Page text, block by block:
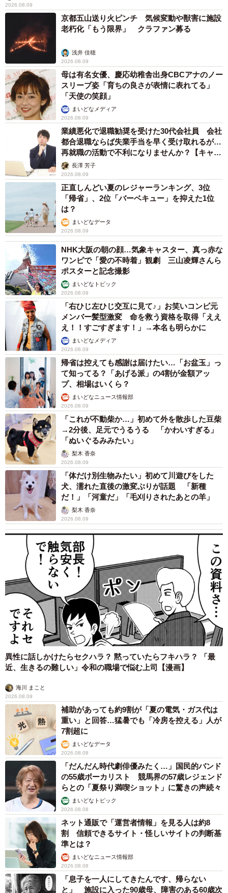
あなたが30代だとしたら、アラフィフ50代男性を恋愛・結婚対象として
考えることできますか？（提供画像）
最後に、「あなたが30代だとしたら、アラフィフ50代男性
を恋愛・結婚対象として考えることできますか」と聞いた
ところ、55.5％の人が「考えることできる」、44.5％の人
が「考えることできない」という結果になりました。な
お、それぞれの理由については以下のようなコメントが寄
せられたそうです。
【恋愛・結婚対象として考えることができる】
▽50代男性でも人によっては素敵な人がたくさんいると思
ったから
▽大人の男性は魅力的だからです
▽年齢が近いからと言って、気が合うわけでもないから
▽年齢差は恋愛や結婚に関係ないと思うから
▽今は20代なので離れすぎていて親と同じ年齢になるので
考えられないですけど、自分が30代後半ならアリかなと思
いました。15歳くらいの歳の差は今で普通な気がするから
です
▽年齢差は関係なく、趣味や生活観が合えばOKだと思いま
す。少し年上の方のほうが社会経験も豊富で包容力があ
り、うまく関係が築けるような気がします
▽30代になると、将来のことや子どもの教育費などお金の
面で心配事が増えそうなので、アラフィフの方だと経済的
にも余裕がありそう
▽生きてる年数が長い人の方が、人生経験も豊富で手助け
してくれそう
【恋愛・結婚対象として考えることはできない】
▽やはり見た目がおじさんの可能性が高くて近くにおじさ
んがいてほしくない
▽お金を持っていても人生を長く一緒に歩めない可能性が
あるからです。残されるのは辛いです
▽20歳以上年上の人を好きになる想像ができない。親の年
齢になってしまうのでないかもしれないです
▽同世代の方が価値観が合いやすい気がするから
▽話題が合わないし、ドキドキすることが出来ないと思う
から
人と恋愛出来る人は変わっていると思うから
▽自分が良くても、親が不安に思いそうだからです
▽結婚、出産、子育てを考えると同年代くらいがいいので
はないかと思う
2026.08.09
京都五山送り火ピンチ 気候変動や獣害に施設
老朽化「もう限界」 クラファン募る
浅井 佳穂
2026.08.09
母は有名女優、慶応幼稚舎出身CBCアナのノー
スリーブ姿「育ちの良さが表情に表れてる」
「天使の笑顔」
まいどなメディア
2026.08.09
業績悪化で退職勧奨を受けた30代会社員 会社
都合退職ならば失業手当を早く受け取れるが…
再就職の活動で不利になりませんか？【キャリ
アカウンセラーが解説】
長澤 芳子
2026.08.09
正直しんどい夏のレジャーランキング、3位
「帰省」、2位「バーベキュー」を抑えた1位
は？
まいどなデータ
2026.08.09
NHK大阪の朝の顔…気象キャスター、真っ赤な
ワンピで「愛の不時着」観劇 三山凌輝さんら
ポスターと記念撮影
まいどなトピック
2026.08.09
「右ひじ左ひじ交互に見て♪」お笑いコンビ元
メンバー髪型激変 命を救う資格を取得「ええ
え！！すごすぎます！」→本名も明らかに
まいどなメディア
2026.08.09
帰省は控えても感謝は届けたい…「お盆玉」っ
て知ってる？「あげる派」の4割が金額アッ
プ、相場はいくら？
まいどなニュース情報部
2026.08.09
「これが不動柴か…」初めて外を散歩した豆柴
→2分後、足元でうるうる 「かわいすぎる」
「ぬいぐるみみたい」
梨木 香奈
2026.08.09
「体だけ別生物みたい」初めて川遊びをした
犬、濡れた直後の激変ぶりが話題 「新種
だ！」「河童だ」「毛刈りされたあとの羊」
梨木 香奈
2026.08.09
異性に話しかけたらセクハラ？ 黙っていたらフキハラ？ 「最
近、生きるの難しい」令和の職場で悩む上司【漫画】
海川 まこと
2026.08.09
補助があっても約9割が「夏の電気・ガス代は
重い」と回答…猛暑でも「冷房を控える」人が
7割超に
まいどなデータ
2026.08.08
「だんだん時代劇俳優みたく…」国民的バンド
の55歳ボーカリスト 競馬界の57歳レジェンド
らとの「夏祭り満喫ショット」に驚きの声続々
まいどなトピック
2026.08.08
ネット通販で「運営者情報」を見る人は約8
割 信頼できるサイト・怪しいサイトの判断基
準とは？
まいどなニュース情報部
2026.08.08
「息子を一人にしてきたんです、帰らない
と」 施設に入った90歳母、障害のある60歳次